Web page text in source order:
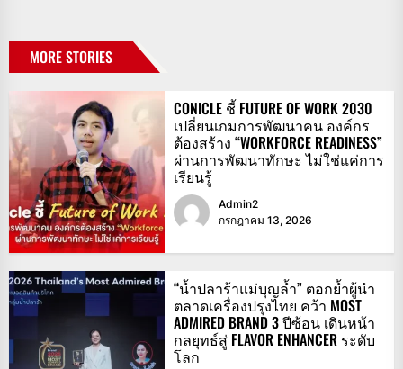
MORE STORIES
CONICLE ชี้ FUTURE OF WORK 2030
เปลี่ยนเกมการพัฒนาคน องค์กร
ต้องสร้าง “WORKFORCE READINESS”
ผ่านการพัฒนาทักษะ ไม่ใช่แค่การ
เรียนรู้
Admin2
กรกฎาคม 13, 2026
“น้ำปลาร้าแม่บุญล้ำ” ตอกย้ำผู้นำ
ตลาดเครื่องปรุงไทย คว้า MOST
ADMIRED BRAND 3 ปีซ้อน เดินหน้า
กลยุทธ์สู่ FLAVOR ENHANCER ระดับ
โลก